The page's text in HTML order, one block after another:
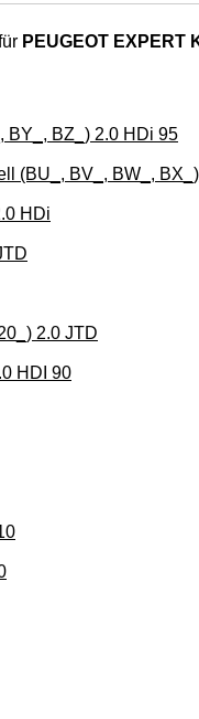
PEUGEOT EXPERT
BY_, BZ_) 2.0 HDi 95
(BU_, BV_, BW_,
HDi
2.0 JTD
HDI 90